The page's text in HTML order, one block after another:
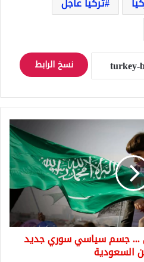
نسخ الرابط
... جسم سياسي سوري جديد
السعودية